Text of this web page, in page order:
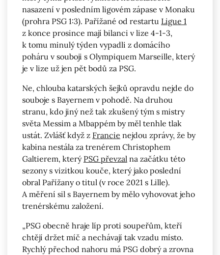
nasazení v posledním ligovém zápase v Monaku
(prohra PSG 1:3). Pařížané od restartu Ligue 1
z konce prosince mají bilanci v lize 4-1-3,
k tomu minulý týden vypadli z domácího
poháru v souboji s Olympiquem Marseille, který
je v lize už jen pět bodů za PSG.
Ne, chlouba katarských šejků opravdu nejde do
souboje s Bayernem v pohodě. Na druhou
stranu, kdo jiný než tak zkušený tým s mistry
světa Messim a Mbappém by měl tenhle tlak
ustát. Zvlášť když z Francie nejdou zprávy, že by
kabina nestála za trenérem Christophem
Galtierem, který PSG převzal na začátku této
sezony s vizitkou kouče, který jako poslední
obral Pařížany o titul (v roce 2021 s Lille).
A měření sil s Bayernem by mělo vyhovovat jeho
trenérskému založení.
„PSG obecně hraje líp proti soupeřům, kteří
chtějí držet míč a nechávají tak vzadu místo.
Rychlý přechod nahoru má PSG dobrý a zrovna